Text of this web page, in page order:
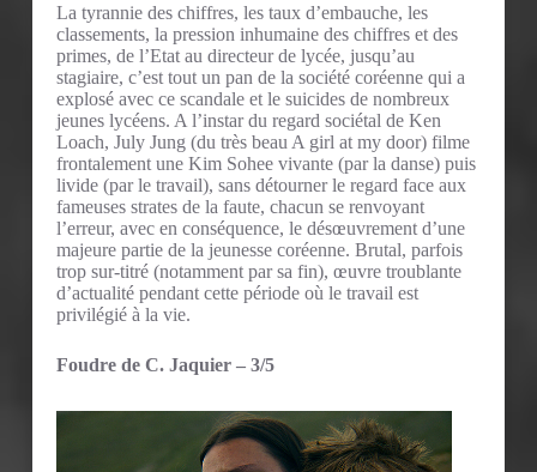
La tyrannie des chiffres, les taux d’embauche, les
classements, la pression inhumaine des chiffres et des
primes, de l’Etat au directeur de lycée, jusqu’au
stagiaire, c’est tout un pan de la société coréenne qui a
explosé avec ce scandale et le suicides de nombreux
jeunes lycéens. A l’instar du regard sociétal de Ken
Loach, July Jung (du très beau A girl at my door) filme
frontalement une Kim Sohee vivante (par la danse) puis
livide (par le travail), sans détourner le regard face aux
fameuses strates de la faute, chacun se renvoyant
l’erreur, avec en conséquence, le désœuvrement d’une
majeure partie de la jeunesse coréenne. Brutal, parfois
trop sur-titré (notamment par sa fin), œuvre troublante
d’actualité pendant cette période où le travail est
privilégié à la vie.
Foudre de C. Jaquier – 3/5